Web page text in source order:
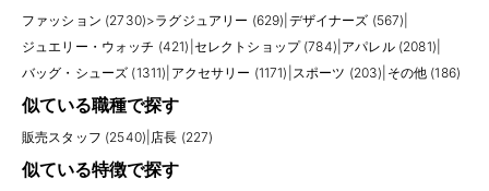
ファッション (2730)>ラグジュアリー (629) デザイナーズ (567)
ジュエリー・ウォッチ (421) セレクトショップ (784) アパレル (2081)
バッグ・シューズ (1311) アクセサリー (1171) スポーツ (203) その他 (186)
似ている職種で探す
販売スタッフ (2540) 店長 (227)
似ている特徴で探す